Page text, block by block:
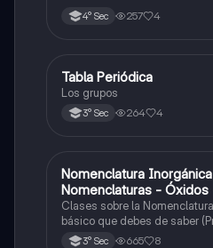
y los óxidos ácidos
4° Sec 257 4
Química
Tabla Periódica
Los grupos
3° Sec 264 4
Química
Nomenclatura Inorgánica
Nomenclaturas -
Hidróxido o Bases
Clases sobre la
básico que debes de saber
2025)3° Sec 665 8